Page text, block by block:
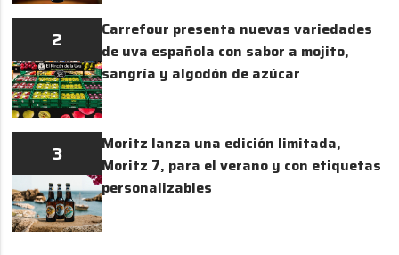
2
Carrefour presenta nuevas variedades
de uva española con sabor a mojito,
sangría y algodón de azúcar
3
Moritz lanza una edición limitada,
Moritz 7, para el verano y con etiquetas
personalizables